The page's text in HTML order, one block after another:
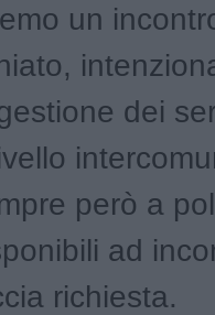
un
dei
però a
ad
richiesta.